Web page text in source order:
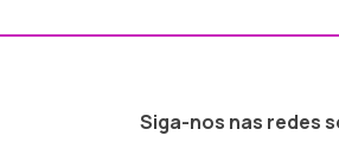
Siga-nos nas redes